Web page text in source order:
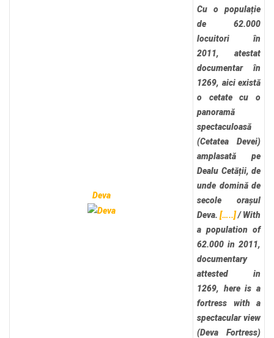
Deva
Cu o populație
de 62.000
locuitori în
2011, atestat
documentar în
1269, aici există
o cetate cu o
panoramă
spectaculoasă
(Cetatea Devei)
amplasată pe
Dealu Cetății, de
unde domină de
secole orașul
Deva. […..]/With
a population of
62.000 in 2011,
documentary
attested in
1269, here is a
fortress with a
spectacular view
(Deva Fortress)